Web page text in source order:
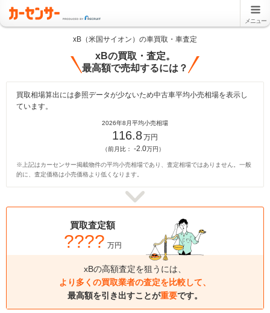
メニュー
xB（米国サイオン）の車買取・車査定
xBの買取・査定。
最高額で売却するには？
買取相場算出には参照データが少ないため中古車平均小売相場を表示し
ています。
2026年8月平均小売相場
116.8万円
（前月比： -2.0万円）
※上記はカーセンサー掲載物件の平均小売相場であり、査定相場ではありません。一般
的に、査定価格は小売価格より低くなります。
買取査定額
???? 万円
xBの高額査定を狙うには、
より多くの買取業者の査定を比較して、
最高額を引き出すことが重要です。